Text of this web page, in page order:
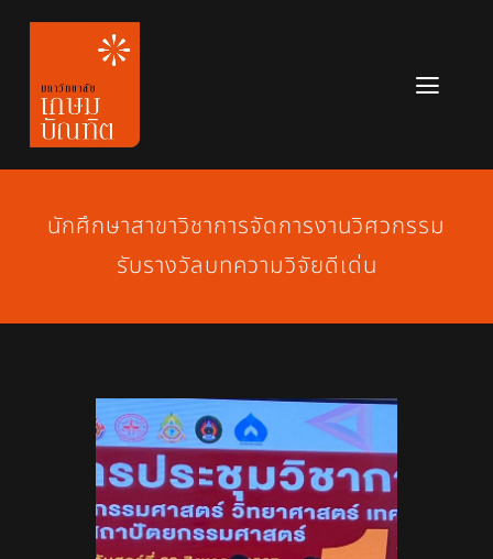
Skip
content
หลักสูตร
ข่าวสาร
เกี่ยวกับมหาวิทยาลัย
สมัครเรียน
นักศึกษาสาขาวิชาการจัดการงานวิศวกรรม
รับรางวัลบทความวิจัยดีเด่น